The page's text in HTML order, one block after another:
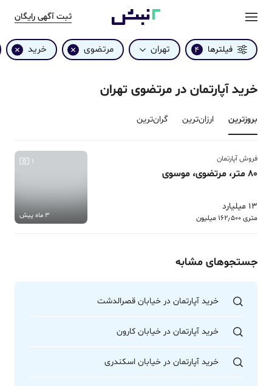
ثبت آگهی رایگان
فیلترها 4 تهران مرتضوی خرید
خرید آپارتمان در مرتضوی تهران
بروزترین‌ ارزان‌ترین گران‌ترین
فروش آپارتمان
80 متر، مرتضوی، موسوی
13 میلیارد
متری 162٫500 میلیون
1
3 ماه پیش
جستجوهای مشابه
خرید آپارتمان در خیابان قصرالدشت
خرید آپارتمان در خیابان کارون
خرید آپارتمان در خیابان اسکندری